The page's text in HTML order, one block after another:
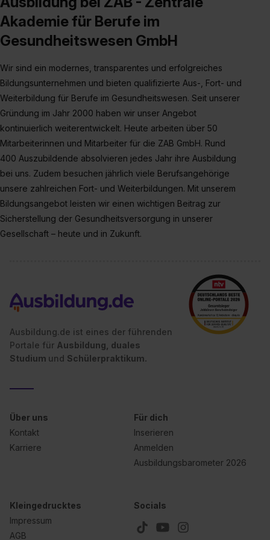
Akademie für Berufe im
Gesundheitswesen GmbH
Wir sind ein modernes, transparentes und erfolgreiches
Bildungsunternehmen und bieten qualifizierte Aus-, Fort- und
Weiterbildung für Berufe im Gesundheitswesen. Seit unserer
Gründung im Jahr 2000 haben wir unser Angebot
kontinuierlich weiterentwickelt. Heute arbeiten über 50
Mitarbeiterinnen und Mitarbeiter für die ZAB GmbH. Rund
400 Auszubildende absolvieren jedes Jahr ihre Ausbildung
bei uns. Zudem besuchen jährlich viele Berufsangehörige
unsere zahlreichen Fort- und Weiterbildungen. Mit unserem
Bildungsangebot leisten wir einen wichtigen Beitrag zur
Sicherstellung der Gesundheitsversorgung in unserer
Gesellschaft – heute und in Zukunft.
Ausbildung.de ist eines der führenden
Portale für Ausbildung, duales
Studium und Schülerpraktikum.
Über uns
Kontakt
Karriere
Für dich
Inserieren
Anmelden
Ausbildungsbarometer 2026
Kleingedrucktes
Impressum
AGB
Socials